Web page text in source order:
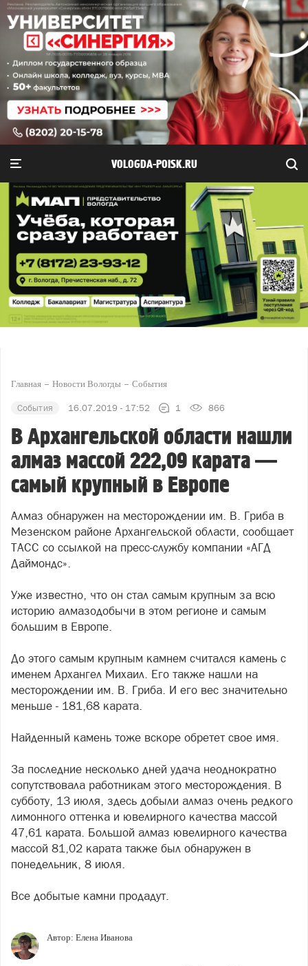
VOLOGDA-POISK.RU
Главная Новости Вологды События
События 16.07.2019 - 17:52 1 866
В Архангельской области нашли
алмаз массой 222,09 карата —
самый крупный в Европе
Алмаз обнаружен на месторождении им. В. Гриба в
Мезенском районе Архангельской области, сообщает
ТАСС со ссылкой на пресс-службу компании «АГД
Даймондс».
Уже известно, что он стал самым крупным за всю
историю алмазодобычи в этом регионе и самым
большим в Европе.
До этого самым крупным камнем считался камень с
именем Архангел Михаил. Его также нашли на
месторождении им. В. Гриба. И его вес значительно
меньше - 181,68 карата.
Найденный камень тоже вскоре обретет свое имя.
За последние несколько дней удача неоднократно
сопутствовала работникам этого месторождения. В
субботу, 13 июля, здесь добыли алмаз очень редкого
лимонного оттенка и ювелирного качества массой
47,61 карата. Большой алмаз ювелирного качества
массой 81,02 карата также был обнаружен в
понедельник, 8 июля.
Все добытые камни продадут.
Автор: Елена Иванова